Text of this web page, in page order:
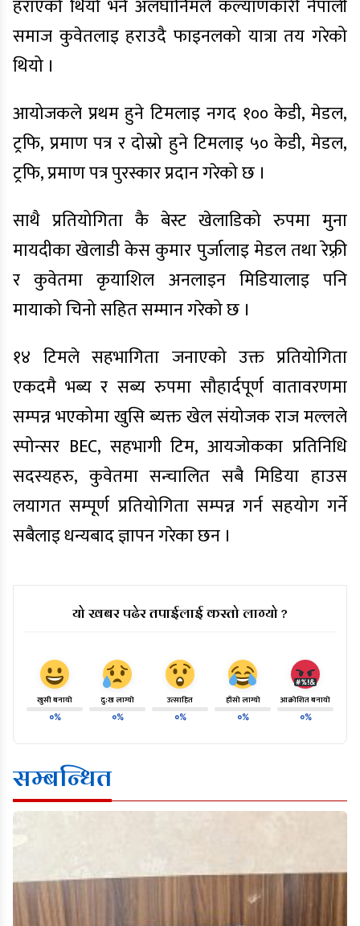
हराएको थियो भने अलघानिमले कल्याणकारी नेपाली
समाज कुवेतलाइ हराउदै फाइनलको यात्रा तय गरेको
थियो ।
आयोजकले प्रथम हुने टिमलाइ नगद १०० केडी, मेडल,
ट्रफि, प्रमाण पत्र र दोस्रो हुने टिमलाइ ५० केडी, मेडल,
ट्रफि, प्रमाण पत्र पुरस्कार प्रदान गरेको छ ।
साथै प्रतियोगिता कै बेस्ट खेलाडिको रुपमा मुना
मायदीका खेलाडी केस कुमार पुर्जालाइ मेडल तथा रेफ़्री
र कुवेतमा कृयाशिल अनलाइन मिडियालाइ पनि
मायाको चिनो सहित सम्मान गरेको छ ।
१४ टिमले सहभागिता जनाएको उक्त प्रतियोगिता
एकदमै भब्य र सब्य रुपमा सौहार्दपूर्ण वातावरणमा
सम्पन्न भएकोमा खुसि ब्यक्त खेल संयोजक राज मल्लले
स्पोन्सर BEC, सहभागी टिम, आयजोकका प्रतिनिधि
सदस्यहरु, कुवेतमा सन्चालित सबै मिडिया हाउस
लयागत सम्पूर्ण प्रतियोगिता सम्पन्न गर्न सहयोग गर्ने
सबैलाइ धन्यबाद ज्ञापन गरेका छन ।
यो खबर पढेर तपाईलाई कस्तो लाग्यो ?
खुसी बनायो
०%
दु:ख लाग्यो
०%
उत्साहित
०%
हाँसो लाग्यो
०%
आक्रोशित बनायो
०%
सम्बन्धित